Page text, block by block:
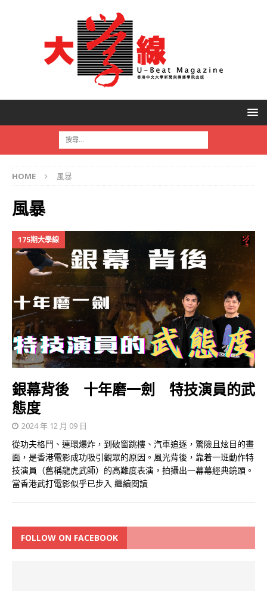
HOME 風暴
風暴
175期大學線
銀幕背後 十年磨一劍 特技演員的武
態度
2024 年 12 月 09 日
從功夫格鬥、連環爆炸，到破窗跳樓、汽車追逐，驚險且炫目的畫
面，是香港電影成功吸引觀眾的原因。風光背後，靠着一班動作特
技演員（舊稱龍虎武師）的高難度表演，拍攝出一幕幕經典鏡頭。
當香港武打電影似乎已步入 繼續閱讀
FOLLOW ON FACEBOOK